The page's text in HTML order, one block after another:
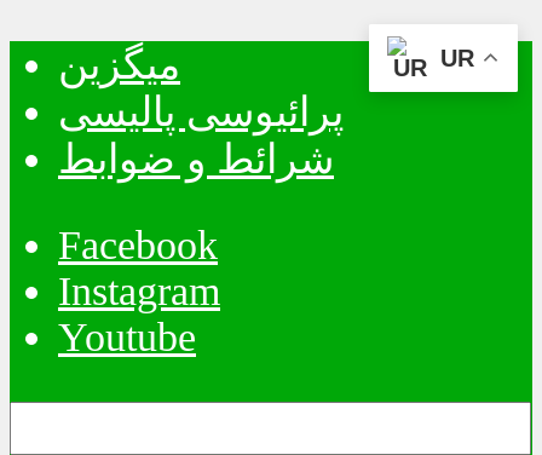
میگزین
پرائیوسی پالیسی
شرائط و ضوابط
Facebook
Instagram
Youtube
UR